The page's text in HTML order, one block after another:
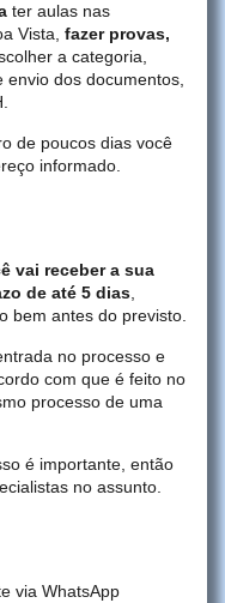
ter aulas nas
Vista, fazer provas,
a categoria,
envio dos documentos,
de poucos dias você
informado.
vai receber a sua
de até 5 dias,
bem antes do previsto.
no processo e
com que é feito no
processo de uma
é importante, então
no assunto.
via WhatsApp